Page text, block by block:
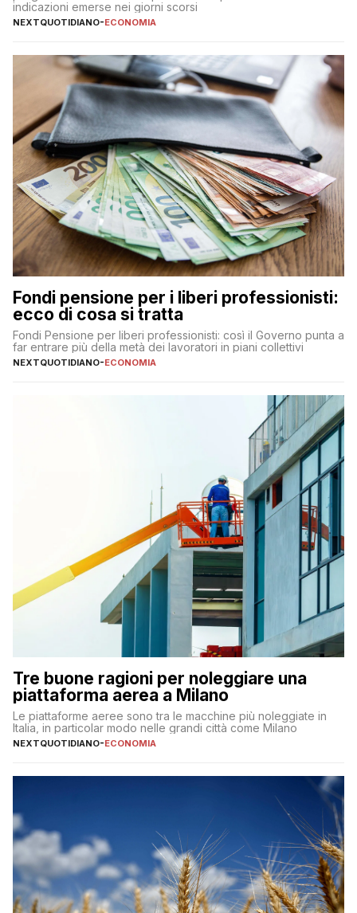
indicazioni emerse nei giorni scorsi
NEXTQUOTIDIANO-ECONOMIA
Fondi pensione per i liberi professionisti:
ecco di cosa si tratta
Fondi Pensione per liberi professionisti: così il Governo punta a
far entrare più della metà dei lavoratori in piani collettivi
NEXTQUOTIDIANO-ECONOMIA
Tre buone ragioni per noleggiare una
piattaforma aerea a Milano
Le piattaforme aeree sono tra le macchine più noleggiate in
Italia, in particolar modo nelle grandi città come Milano
NEXTQUOTIDIANO-ECONOMIA